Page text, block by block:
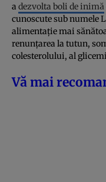
a dezvolta boli de inimă
cunoscute sub numele
alimentație mai
renunțarea la tutun,
colesterolului, al
Vă mai